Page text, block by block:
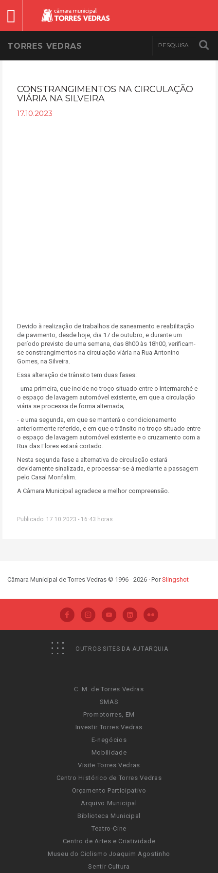
TORRES VEDRAS
CONSTRANGIMENTOS NA CIRCULAÇÃO
VIÁRIA NA SILVEIRA
17.10.2023
Devido à realização de trabalhos de saneamento e reabilitação
de pavimento, desde hoje, dia 17 de outubro, e durante um
período previsto de uma semana, das 8h00 às 18h00, verificam-
se constrangimentos na circulação viária na Rua Antonino
Gomes, na Silveira.
Essa alteração de trânsito tem duas fases:
- uma primeira, que incide no troço situado entre o Intermarché e
o espaço de lavagem automóvel existente, em que a circulação
viária se processa de forma alternada;
- e uma segunda, em que se manterá o condicionamento
anteriormente referido, e em que o trânsito no troço situado entre
o espaço de lavagem automóvel existente e o cruzamento com a
Rua das Flores estará cortado.
Nesta segunda fase a alternativa de circulação estará
devidamente sinalizada, e processar-se-á mediante a passagem
pelo Casal Monfalim.
A Câmara Municipal agradece a melhor compreensão.
Publicado: 17.10.2023 - 16:43 horas
Câmara Municipal de Torres Vedras © 1996 - 2026 · PorSlingshot
OUTROS SITES DA AUTARQUIA
C. M. de Torres Vedras
SMAS
Promotorres, EM
Investir Torres Vedras
E-negócios
Mobilidade
Visite Torres Vedras
Centro Histórico de Torres Vedras
Orçamento Participativo
Arquivo Municipal
Biblioteca Municipal
Teatro-Cine
Centro de Artes e Criatividade
Museu do Ciclismo Joaquim Agostinho
Sentir Cultura